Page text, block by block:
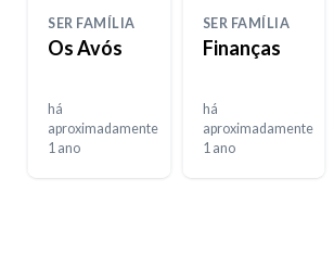
SER FAMÍLIA
Os Avós
há
aproximadamente
1 ano
SER FAMÍLIA
Finanças
há
aproximadamente
1 ano